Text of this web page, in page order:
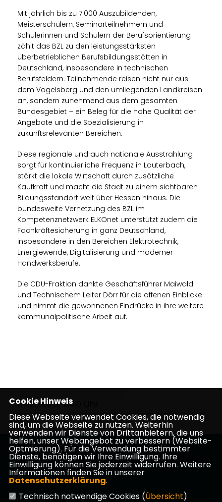
Mit jährlich bis zu 7.000 Auszubildenden,
Meisterschülern, Seminarteilnehmern und
Schülerinnen und Schülern der Berufsorientierung
zählt das BZL zu den leistungsstärksten
überbetrieblichen Berufsbildungsstätten in
Deutschland, insbesondere in technischen
Berufsfeldern. Teilnehmende reisen nicht nur aus
dem Vogelsberg und den umliegenden Landkreisen
an, sondern zunehmend aus dem gesamten
Bundesgebiet – ein Beleg für die hohe Qualität der
Angebote und die Spezialisierung in
zukunftsrelevanten Bereichen.
Diese regionale und auch nationale Ausstrahlung
sorgt für kontinuierliche Frequenz in Lauterbach,
stärkt die lokale Wirtschaft durch zusätzliche
Kaufkraft und macht die Stadt zu einem sichtbaren
Bildungsstandort weit über Hessen hinaus. Die
bundesweite Vernetzung des BZL im
Kompetenznetzwerk ELKOnet unterstützt zudem die
Fachkräftesicherung in ganz Deutschland,
insbesondere in den Bereichen Elektrotechnik,
Energiewende, Digitalisierung und moderner
Handwerksberufe.
Die CDU-Fraktion dankte Geschäftsführer Maiwald
und Technischem Leiter Dörr für die offenen Einblicke
und nimmt die gewonnenen Eindrücke in ihre weitere
kommunalpolitische Arbeit auf.
01.12.2025, 11:40 Uhr
CDU Lauterbach
Impressum Datenschutz Kontakt
Cookie Hinweis
Diese Webseite verwendet Cookies, die notwendig
sind, um die Webseite zu nutzen. Weiterhin
verwenden wir Dienste von Drittanbietern, die uns
helfen, unser Webangebot zu verbessern (Website-
Optmierung). Für die Verwendung bestimmter
Dienste, benötigen wir Ihre Einwilligung. Ihre
Einwilligung können Sie jederzeit widerrufen. Weitere
Informationen finden Sie in unserer
Datenschutzerklärung.
Technisch notwendige Cookies (Übersicht)